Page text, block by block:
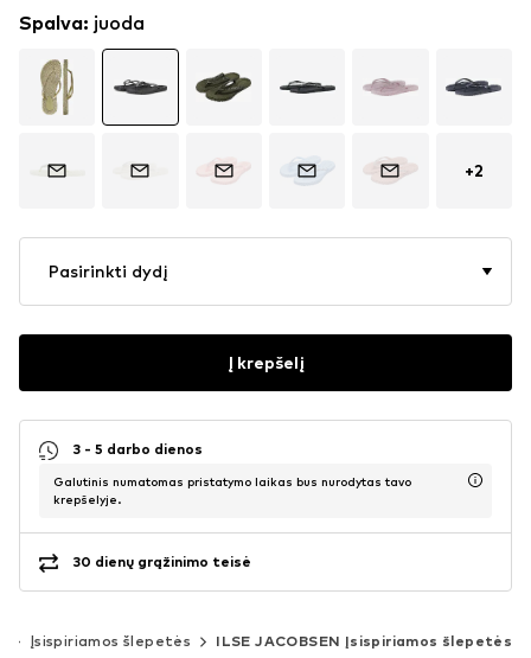
Spalva: juoda
+2
Pasirinkti dydį
Į krepšelį
3 - 5 darbo dienos
Galutinis numatomas pristatymo laikas bus nurodytas tavo
krepšelyje.
30 dienų grąžinimo teisė
Įsispiriamos šlepetės ILSE JACOBSEN Įsispiriamos šlepetės